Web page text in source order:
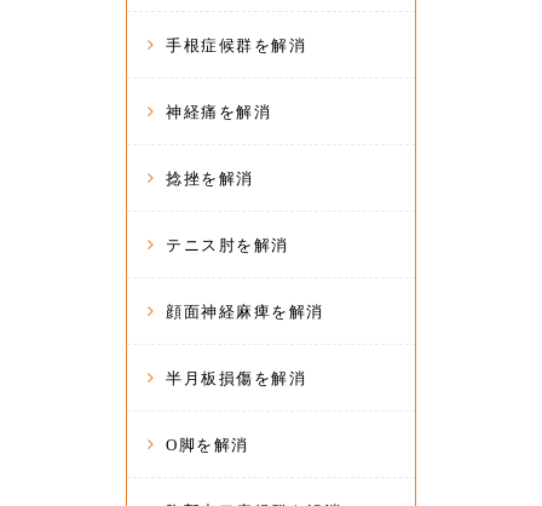
手根症候群を解消
神経痛を解消
捻挫を解消
テニス肘を解消
顔面神経麻痺を解消
半月板損傷を解消
O脚を解消